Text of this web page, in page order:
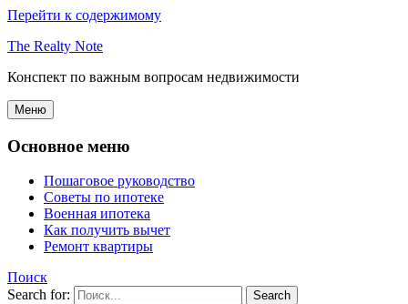
Перейти к содержимому
The Realty Note
Конспект по важным вопросам недвижимости
Меню
Основное меню
Пошаговое руководство
Советы по ипотеке
Военная ипотека
Как получить вычет
Ремонт квартиры
Поиск
Search for: